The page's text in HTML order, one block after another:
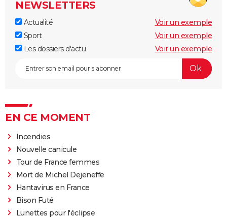
NEWSLETTERS
Actualité
Voir un exemple
Sport
Voir un exemple
Les dossiers d'actu
Voir un exemple
EN CE MOMENT
Incendies
Nouvelle canicule
Tour de France femmes
Mort de Michel Dejeneffe
Hantavirus en France
Bison Futé
Lunettes pour l'éclipse